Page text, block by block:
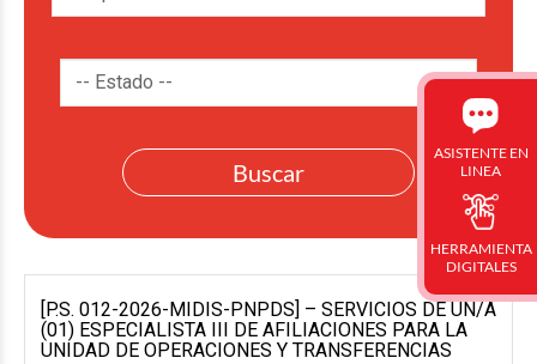
[P.S. 012-2026-MIDIS-PNPDS] – SERVICIOS DE UN/A
(01) ESPECIALISTA III DE AFILIACIONES PARA LA
UNIDAD DE OPERACIONES Y TRANSFERENCIAS
ASISTENTE EN
LINEA
HERRAMIENTA
DIGITALES